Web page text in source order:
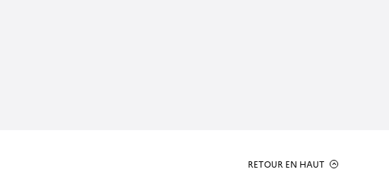
RETOUR EN HAUT